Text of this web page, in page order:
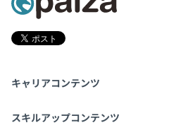
キャリアコンテンツ
転職・キャリア
スキルアップコンテンツ